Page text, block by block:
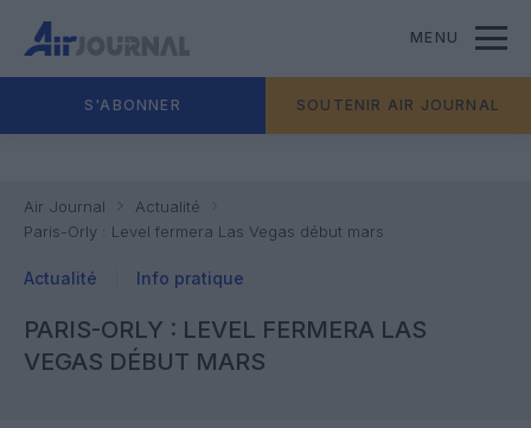
MENU
S'ABONNER SOUTENIR AIR JOURNAL
Air Journal
Actualité
Paris-Orly : Level fermera Las Vegas début mars
Actualité Info pratique
PARIS-ORLY : LEVEL FERMERA LAS
VEGAS DÉBUT MARS